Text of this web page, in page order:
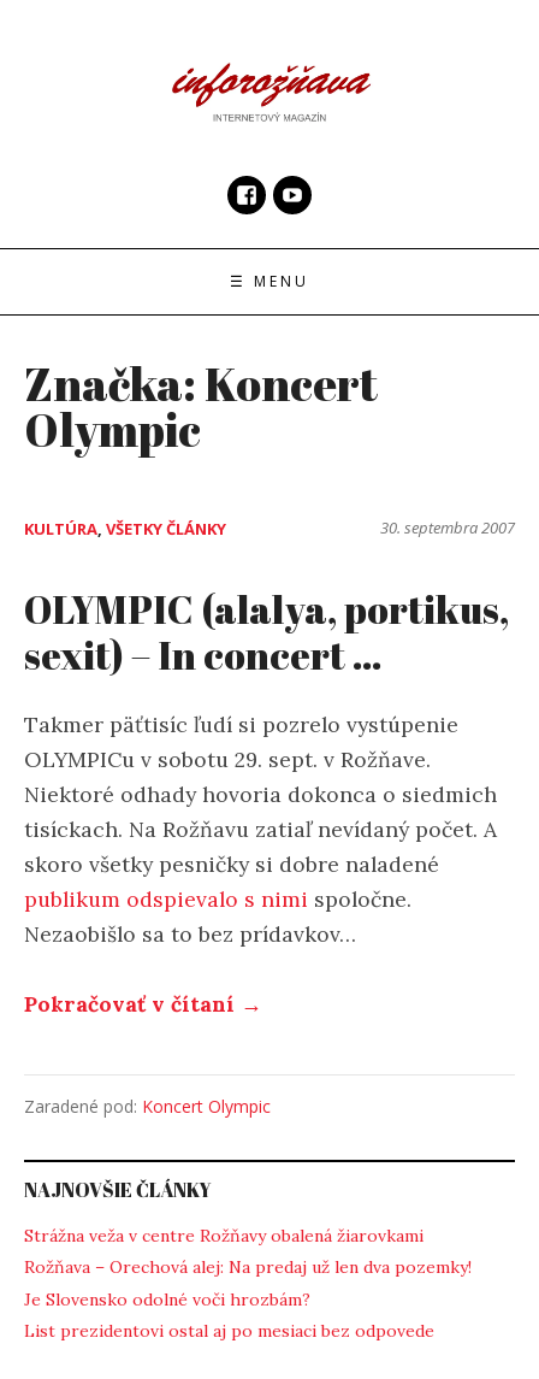
☰ MENU
Značka:Koncert
Olympic
KULTÚRA, VŠETKY ČLÁNKY 30. septembra 2007
OLYMPIC (alalya, portikus,
sexit) – In concert …
Takmer päťtisíc ľudí si pozrelo vystúpenie
OLYMPICu v sobotu 29. sept. v Rožňave.
Niektoré odhady hovoria dokonca o siedmich
tisíckach. Na Rožňavu zatiaľ nevídaný počet. A
skoro všetky pesničky si dobre naladené
publikum odspievalo s nimi spoločne.
Nezaobišlo sa to bez prídavkov…
Pokračovať v čítaní „OLYMPIC
portikus,
sexit)
…“
→
Zaradené pod: Koncert Olympic
NAJNOVŠIE ČLÁNKY
Strážna veža v centre Rožňavy obalená žiarovkami
Rožňava – Orechová alej: Na predaj už len dva pozemky!
Je Slovensko odolné voči hrozbám?
List prezidentovi ostal aj po mesiaci bez odpovede